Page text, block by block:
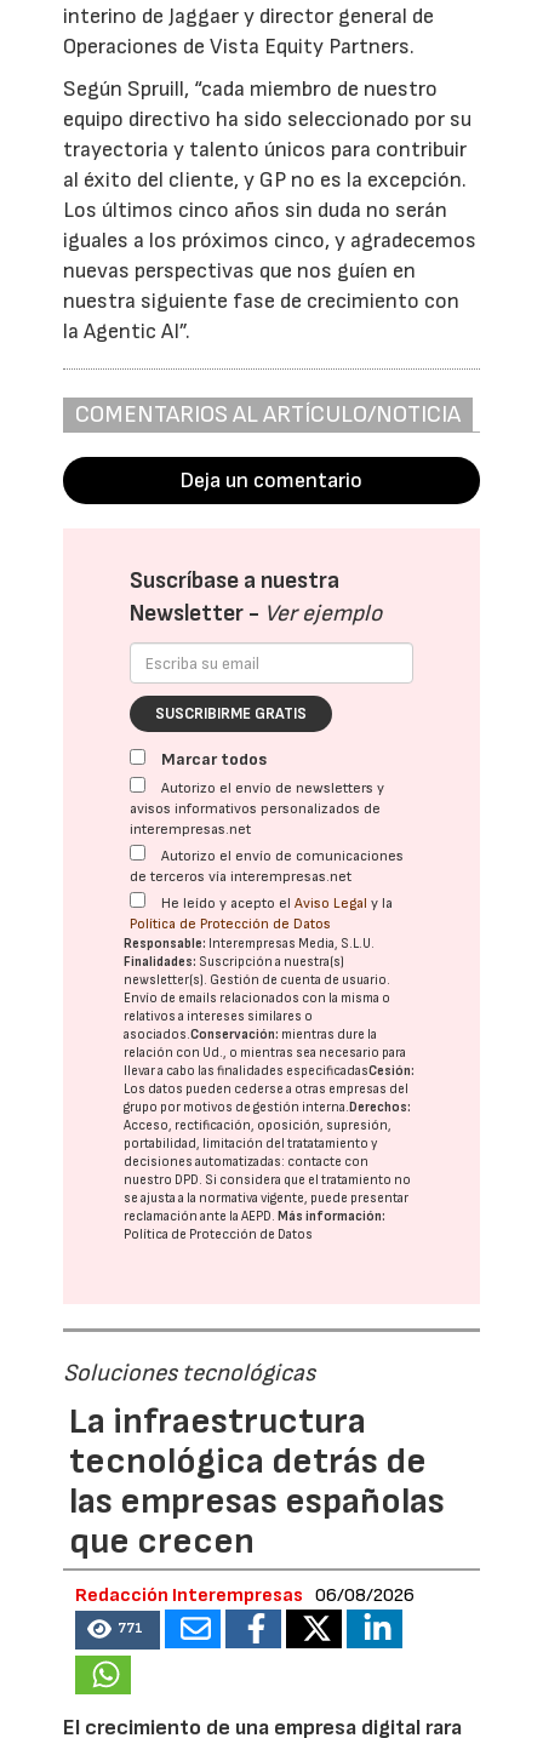
interino de Jaggaer y director general de
Operaciones de Vista Equity Partners.
Según Spruill, “cada miembro de nuestro
equipo directivo ha sido seleccionado por su
trayectoria y talento únicos para contribuir
al éxito del cliente, y GP no es la excepción.
Los últimos cinco años sin duda no serán
iguales a los próximos cinco, y agradecemos
nuevas perspectivas que nos guíen en
nuestra siguiente fase de crecimiento con
la Agentic AI”.
COMENTARIOS AL ARTÍCULO/NOTICIA
Deja un comentario
Suscríbase a nuestra
Newsletter - Ver ejemplo
SUSCRIBIRME GRATIS
Marcar todos
Autorizo el envío de newsletters y
avisos informativos personalizados de
interempresas.net
Autorizo el envío de comunicaciones
de terceros vía interempresas.net
He leído y acepto elAviso Legal y la
Política de Protección de Datos
Responsable: Interempresas Media, S.L.U.
Finalidades: Suscripción a nuestra(s)
newsletter(s). Gestión de cuenta de usuario.
Envío de emails relacionados con la misma o
relativos a intereses similares o
asociados.Conservación: mientras dure la
relación con Ud., o mientras sea necesario para
llevar a cabo las finalidades especificadasCesión:
Los datos pueden cederse a otras empresas del
grupo por motivos de gestión interna. Derechos:
Acceso, rectificación, oposición, supresión,
portabilidad, limitación del tratatamiento y
decisiones automatizadas: contacte con
nuestro DPD. Si considera que el tratamiento no
se ajusta a la normativa vigente, puede presentar
reclamación ante laAEPD. Más información:
Política de Protección de Datos
Soluciones tecnológicas
La infraestructura
tecnológica detrás de
las empresas españolas
que crecen
Redacción Interempresas 06/08/2026
771
El crecimiento de una empresa digital rara